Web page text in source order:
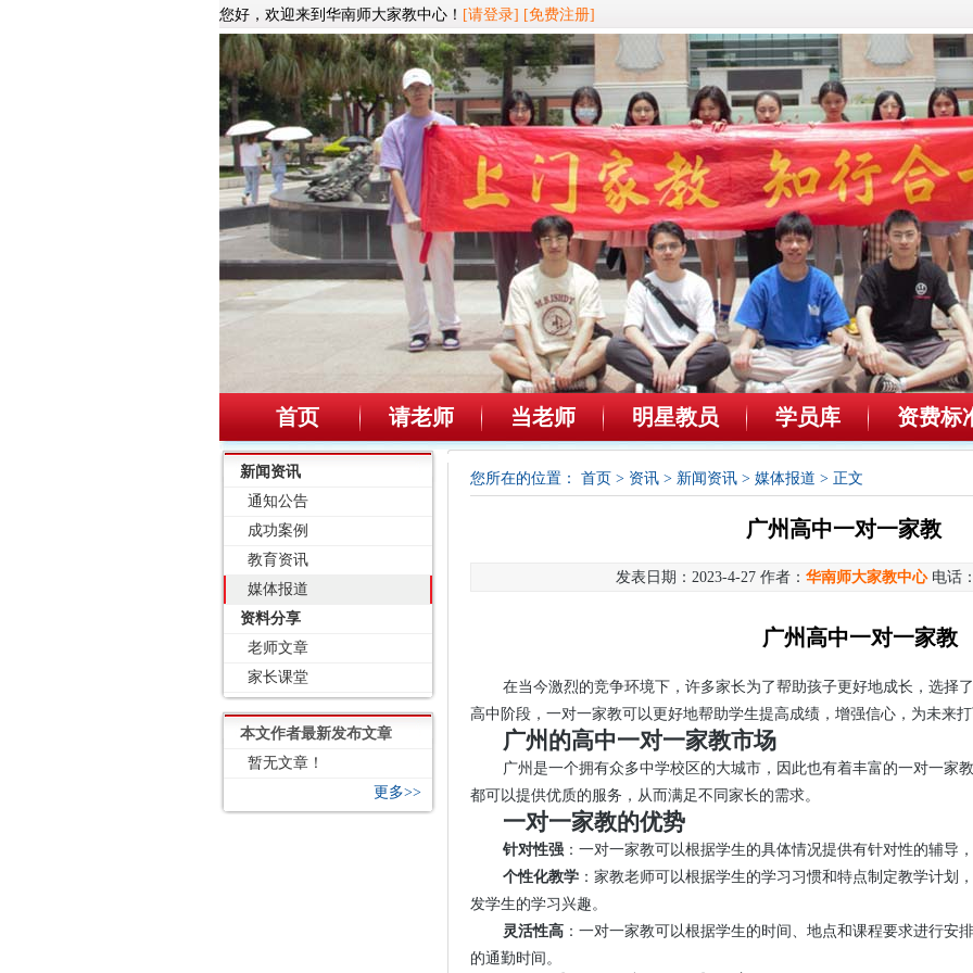
您好，欢迎来到华南师大家教中心！ [请登录] [免费注册]
首页 请老师 当老师 明星教员 学员库 资费标
新闻资讯
通知公告
成功案例
教育资讯
媒体报道
资料分享
老师文章
家长课堂
本文作者最新发布文章
暂无文章！
更多>>
您所在的位置： 首页 > 资讯 > 新闻资讯 > 媒体报道 > 正文
广州高中一对一家教
发表日期：2023-4-27 作者： 华南师大家教中心电话
广州高中一对一家教
在当今激烈的竞争环境下，许多家长为了帮助孩子更好地成长，选择
高中阶段，一对一家教可以更好地帮助学生提高成绩，增强信心，为未来
广州的高中一对一家教市场
广州是一个拥有众多中学校区的大城市，因此也有着丰富的一对一家
都可以提供优质的服务，从而满足不同家长的需求。
一对一家教的优势
针对性强 ：一对一家教可以根据学生的具体情况提供有针对性的辅导
个性化教学 ：家教老师可以根据学生的学习习惯和特点制定教学计划
发学生的学习兴趣。
灵活性高 ：一对一家教可以根据学生的时间、地点和课程要求进行安
的通勤时间。